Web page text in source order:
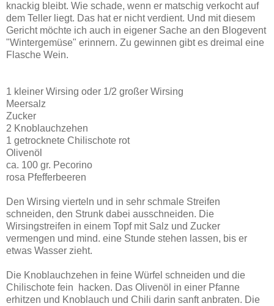
knackig bleibt. Wie schade, wenn er matschig verkocht auf
dem Teller liegt. Das hat er nicht verdient. Und mit diesem
Gericht möchte ich auch in eigener Sache an den Blogevent
"Wintergemüse" erinnern. Zu gewinnen gibt es dreimal eine
Flasche Wein.
1 kleiner Wirsing oder 1/2 großer Wirsing
Meersalz
Zucker
2 Knoblauchzehen
1 getrocknete Chilischote rot
Olivenöl
ca. 100 gr. Pecorino
rosa Pfefferbeeren
Den Wirsing vierteln und in sehr schmale Streifen
schneiden, den Strunk dabei ausschneiden. Die
Wirsingstreifen in einem Topf mit Salz und Zucker
vermengen und mind. eine Stunde stehen lassen, bis er
etwas Wasser zieht.
Die Knoblauchzehen in feine Würfel schneiden und die
Chilischote fein hacken. Das Olivenöl in einer Pfanne
erhitzen und Knoblauch und Chili darin sanft anbraten. Die